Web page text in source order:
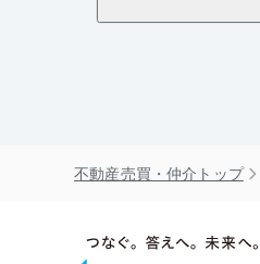
不動産売買・仲介トップ